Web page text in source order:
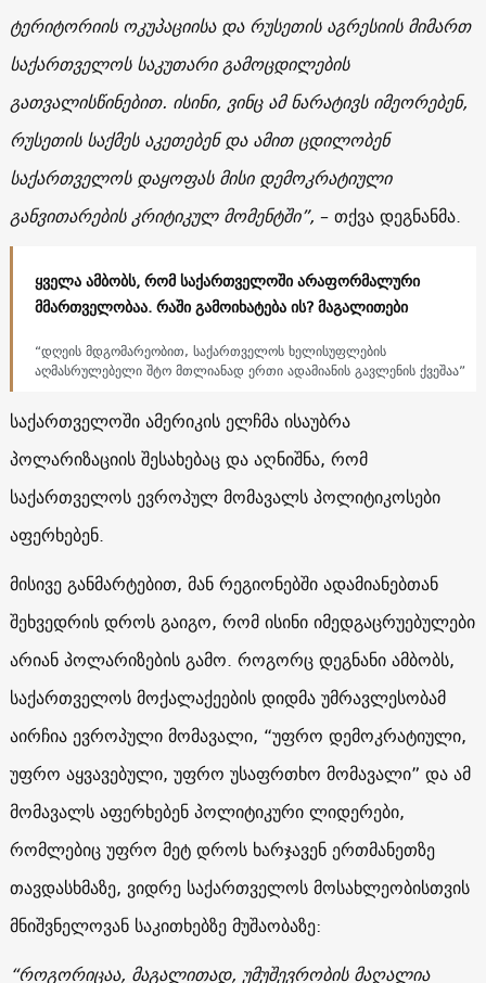
ტერიტორიის ოკუპაციისა და რუსეთის აგრესიის მიმართ
საქართველოს საკუთარი გამოცდილების
გათვალისწინებით. ისინი, ვინც ამ ნარატივს იმეორებენ,
რუსეთის საქმეს აკეთებენ და ამით ცდილობენ
საქართველოს დაყოფას მისი დემოკრატიული
განვითარების კრიტიკულ მომენტში”, – თქვა დეგნანმა.
ყველა ამბობს, რომ საქართველოში არაფორმალური
მმართველობაა. რაში გამოიხატება ის? მაგალითები
“დღეის მდგომარეობით, საქართველოს ხელისუფლების
აღმასრულებელი შტო მთლიანად ერთი ადამიანის გავლენის ქვეშაა”
საქართველოში ამერიკის ელჩმა ისაუბრა
პოლარიზაციის შესახებაც და აღნიშნა, რომ
საქართველოს ევროპულ მომავალს პოლიტიკოსები
აფერხებენ.
მისივე განმარტებით, მან რეგიონებში ადამიანებთან
შეხვედრის დროს გაიგო, რომ ისინი იმედგაცრუებულები
არიან პოლარიზების გამო. როგორც დეგნანი ამბობს,
საქართველოს მოქალაქეების დიდმა უმრავლესობამ
აირჩია ევროპული მომავალი, “უფრო დემოკრატიული,
უფრო აყვავებული, უფრო უსაფრთხო მომავალი” და ამ
მომავალს აფერხებენ პოლიტიკური ლიდერები,
რომლებიც უფრო მეტ დროს ხარჯავენ ერთმანეთზე
თავდასხმაზე, ვიდრე საქართველოს მოსახლეობისთვის
მნიშვნელოვან საკითხებზე მუშაობაზე:
“როგორიცაა, მაგალითად, უმუშევრობის მაღალია